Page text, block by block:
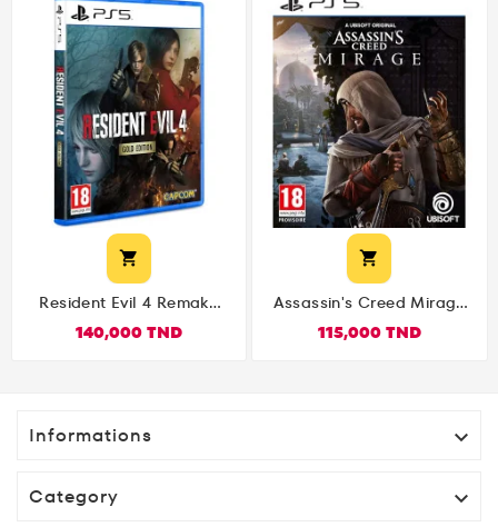

Resident Evil 4 Remake
140,000 TND

Assassin's Creed Mirage
115,000 TND
Informations 
Category 